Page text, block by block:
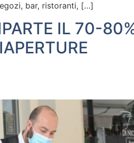
bar, ristoranti, […]
IL 70-